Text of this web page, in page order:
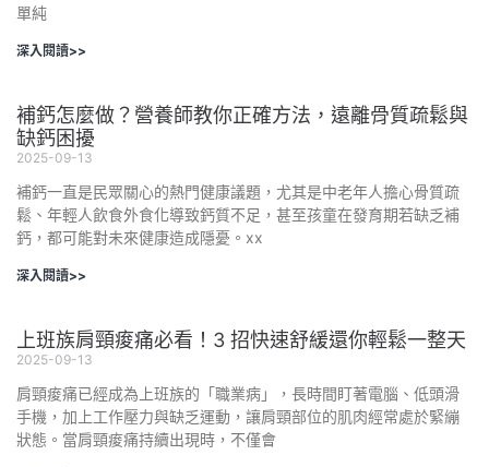
單純
深入閱讀>>
補鈣怎麼做？營養師教你正確方法，遠離骨質疏鬆與
缺鈣困擾
2025-09-13
補鈣一直是民眾關心的熱門健康議題，尤其是中老年人擔心骨質疏
鬆、年輕人飲食外食化導致鈣質不足，甚至孩童在發育期若缺乏補
鈣，都可能對未來健康造成隱憂。xx
深入閱讀>>
上班族肩頸痠痛必看！3 招快速舒緩還你輕鬆一整天
2025-09-13
肩頸痠痛已經成為上班族的「職業病」，長時間盯著電腦、低頭滑
手機，加上工作壓力與缺乏運動，讓肩頸部位的肌肉經常處於緊繃
狀態。當肩頸痠痛持續出現時，不僅會